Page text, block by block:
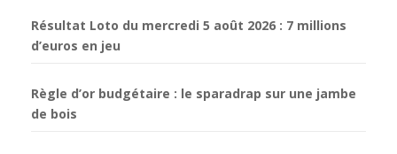
Résultat Loto du mercredi 5 août 2026 : 7 millions
d’euros en jeu
Règle d’or budgétaire : le sparadrap sur une jambe
de bois